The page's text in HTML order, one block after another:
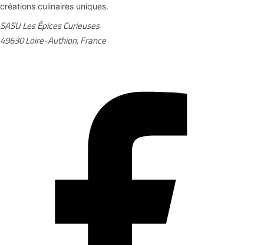
créations culinaires uniques.
SASU Les Épices Curieuses
49630 Loire-Authion, France